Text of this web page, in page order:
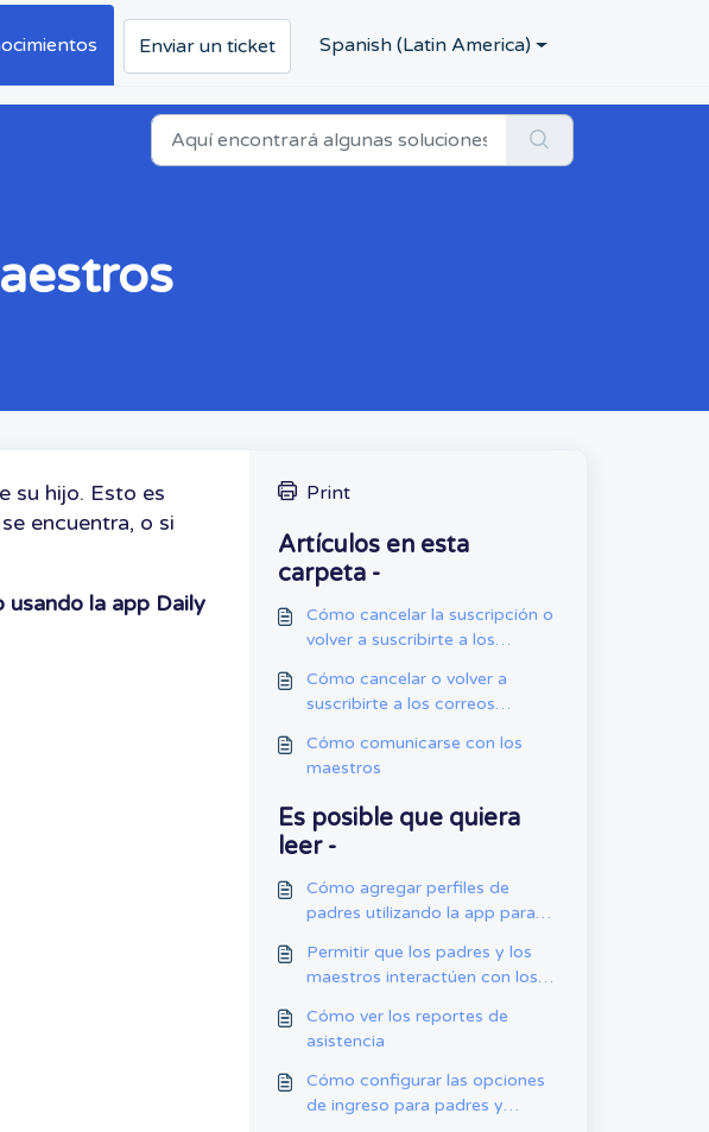
Enviar un ticket Spanish (Latin America)
su hijo. Esto es
encuentra, o si
usando la app Daily
Print
Artículos en esta
carpeta -
Cómo cancelar la suscripción o
volver a suscribirte a los
desde la app móvil
Cómo cancelar o volver a
suscribirte a los correos
desde la aplicación web
Cómo comunicarse con los
maestros
Es posible que quiera
leer -
Cómo agregar perfiles de
padres utilizando la app para
Permitir que los padres y los
maestros interactúen con los
Cómo ver los reportes de
asistencia
Cómo configurar las opciones
de ingreso para padres y